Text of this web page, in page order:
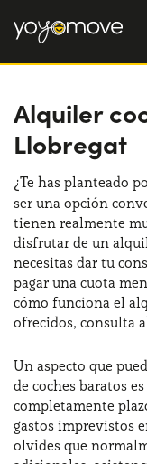
OFERTAS
Particulares
Autónomos y
OFERTAS
SEGUNDA MANO
RENTING
YoyoNow
QUIENES
Nuestra historia
Trabaja con
CÓMO
POR QUÉ
Alquiler
Llobregat
¿Te has planteado
ser una opción
tienen realmente
disfrutar de un
necesitas dar tu
pagar una cuota
cómo funciona el
ofrecidos, consulta
Un aspecto que
de coches baratos
completamente
gastos imprevistos
olvides que